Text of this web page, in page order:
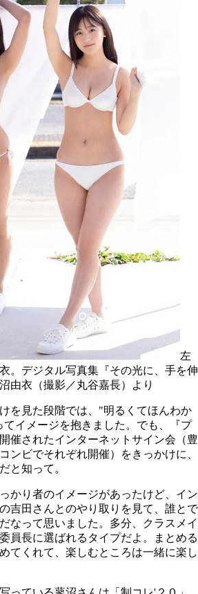
左
。デジタル写真集『その光に、手を伸
由衣（撮影／丸谷嘉長）より
を見た段階では、"明るくてほんわか
イメージを抱きました。でも、『プ
催されたインターネットサイン会（豊
ンビでそれぞれ開催）をきっかけに、
と知って。
かり者のイメージがあったけど、イン
吉田さんとのやり取りを見て、誰とで
なって思いました。多分、クラスメイ
員長に選ばれるタイプだよ。まとめる
てくれて、楽しむところは一緒に楽し